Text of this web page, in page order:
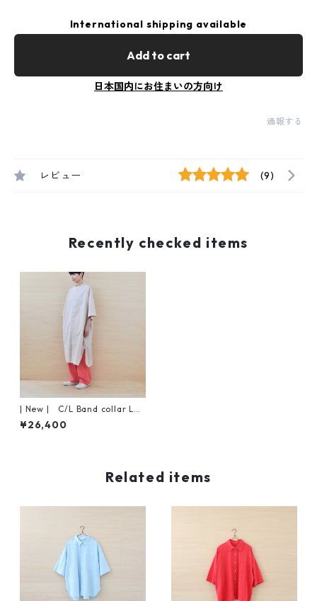
International shipping available
Add to cart
日本国内にお住まいの方向け
通報する
レビュー (9)
Recently checked items
| New | C/L Band collar Lon
g Shirt S/S | Grayish Pink
¥26,400
Related items